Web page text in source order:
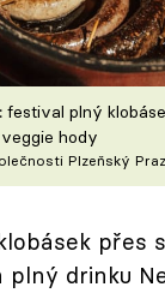
festival plný
hody
Plzeňský
přes
plný drinku